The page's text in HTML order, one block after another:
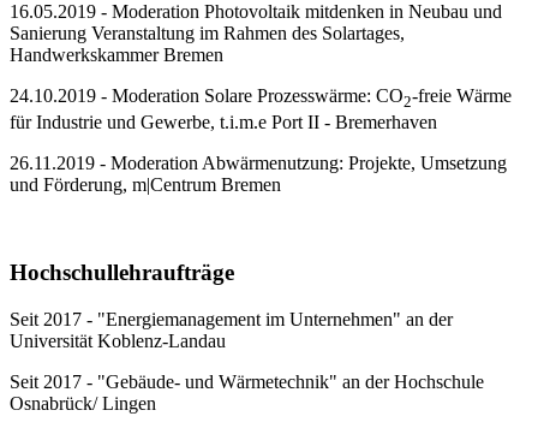
16.05.2019 - Moderation Photovoltaik mitdenken in Neubau und
Sanierung Veranstaltung im Rahmen des Solartages,
Handwerkskammer Bremen
24.10.2019 - Moderation Solare Prozesswärme: CO2-freie Wärme
für Industrie und Gewerbe, t.i.m.e Port II - Bremerhaven
26.11.2019 - Moderation Abwärmenutzung: Projekte, Umsetzung
und Förderung, m|Centrum Bremen
Hochschullehraufträge
Seit 2017 - "Energiemanagement im Unternehmen" an der
Universität Koblenz-Landau
Seit 2017 - "Gebäude- und Wärmetechnik" an der Hochschule
Osnabrück/ Lingen